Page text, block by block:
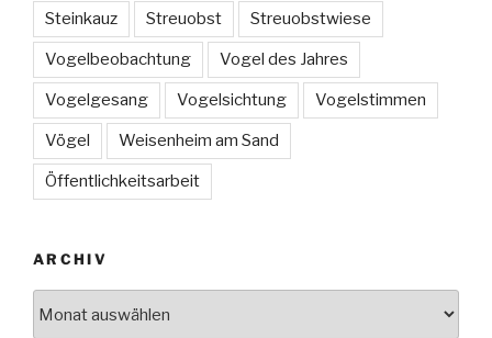
Steinkauz Streuobst Streuobstwiese
Vogelbeobachtung Vogel des Jahres
Vogelgesang Vogelsichtung Vogelstimmen
Vögel Weisenheim am Sand
Öffentlichkeitsarbeit
ARCHIV